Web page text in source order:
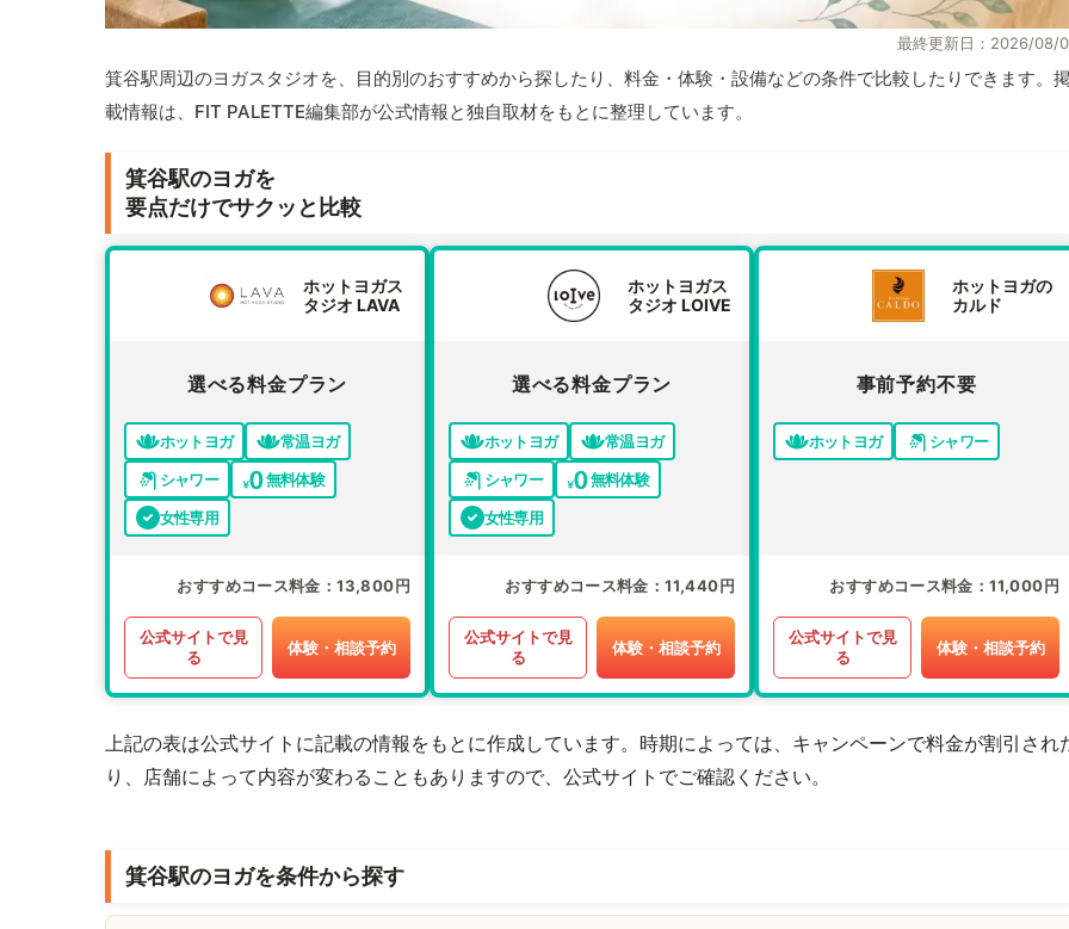
最終更新日：2026/08/
箕谷駅周辺のヨガスタジオを、目的別のおすすめから探したり、料金・体験・設備などの条件で比較したりできます。
載情報は、FIT PALETTE編集部が公式情報と独自取材をもとに整理しています。
箕谷駅のヨガを
要点だけでサクッと比較
ホットヨガス
タジオ LAVA
選べる料金プラン
ホットヨガ
常温ヨガ
シャワー
無料体験
女性専用
おすすめコース料金 13,800円
公式サイトで見
る
体験・相談予約
ホットヨガス
タジオ LOIVE
選べる料金プラン
ホットヨガ
常温ヨガ
シャワー
無料体験
女性専用
おすすめコース料金 11,440円
公式サイトで見
る
体験・相談予約
ホットヨガの
カルド
事前予約不要
ホットヨガ シャワー
おすすめコース料金 11,000円
公式サイトで見
る
体験・相談予約
上記の表は公式サイトに記載の情報をもとに作成しています。時期によっては、キャンペーンで料金が割引され
り、店舗によって内容が変わることもありますので、公式サイトでご確認ください。
箕谷駅のヨガを条件から探す